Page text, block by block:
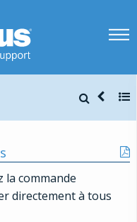
la commande
directement à tous